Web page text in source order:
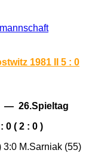
1981 II 5 : 0
— 26.Spieltag
0 ( 2 : 0 )
3:0 M.Sarniak (55)